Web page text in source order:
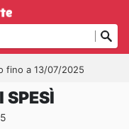
fino a 13/07/2025
SPESÌ